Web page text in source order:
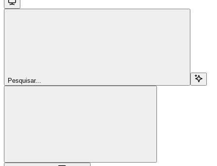
Pesquisar...